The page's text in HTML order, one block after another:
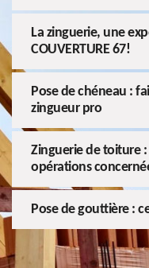
La zinguerie, une
COUVERTURE 67!
Pose de chéneau :
zingueur pro
Zinguerie de toiture :
opérations
Pose de gouttière :